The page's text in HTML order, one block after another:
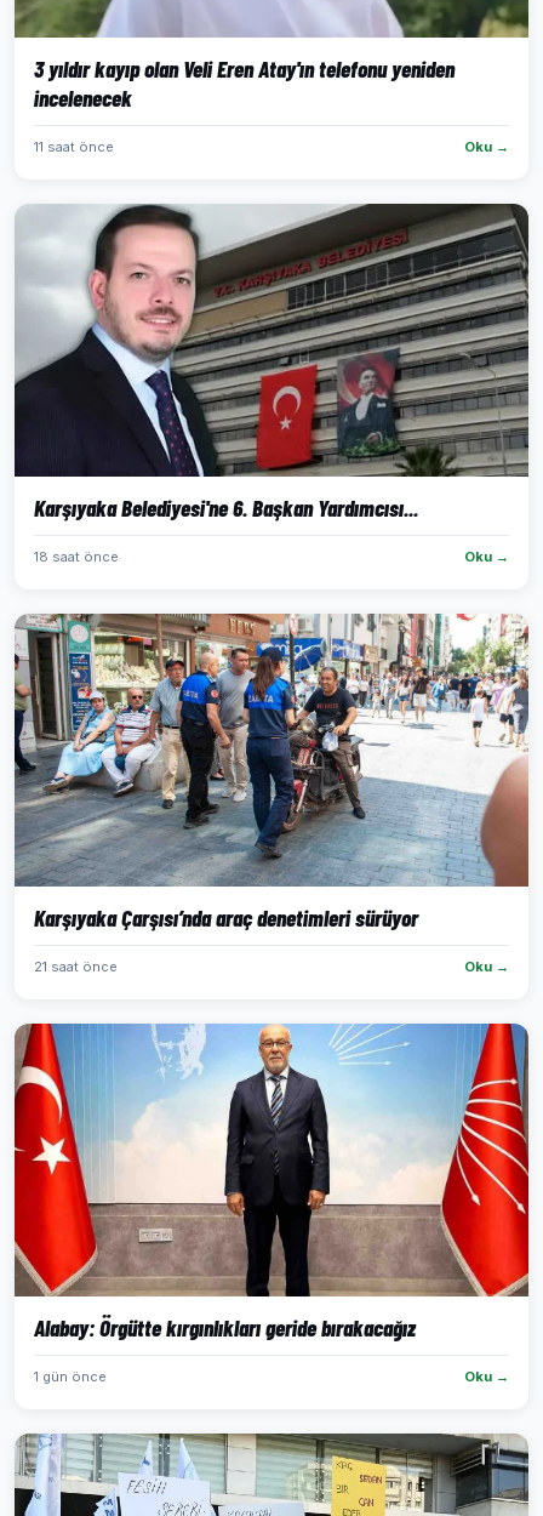
3 yıldır kayıp olan Veli Eren Atay'ın telefonu yeniden
incelenecek
11 saat önce Oku →
Karşıyaka Belediyesi'ne 6. Başkan Yardımcısı...
18 saat önce Oku →
Karşıyaka Çarşısı’nda araç denetimleri sürüyor
21 saat önce Oku →
Alabay: Örgütte kırgınlıkları geride bırakacağız
1 gün önce Oku →